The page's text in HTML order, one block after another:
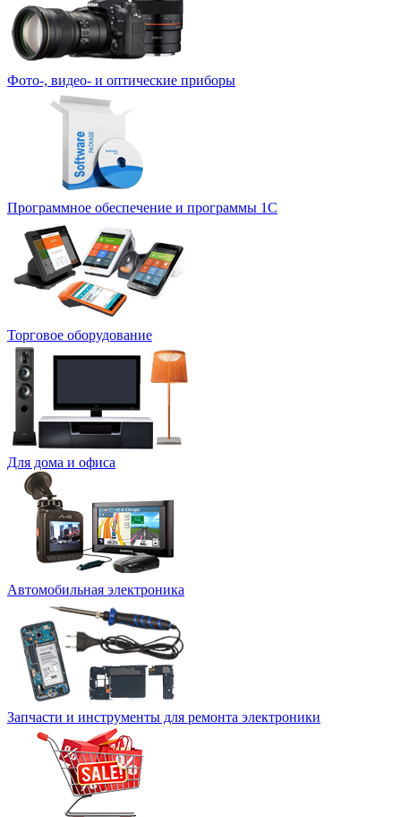
Фото-, видео- и оптические приборы
Программное обеспечение и программы 1С
Торговое оборудование
Для дома и офиса
Автомобильная электроника
Запчасти и инструменты для ремонта электроники